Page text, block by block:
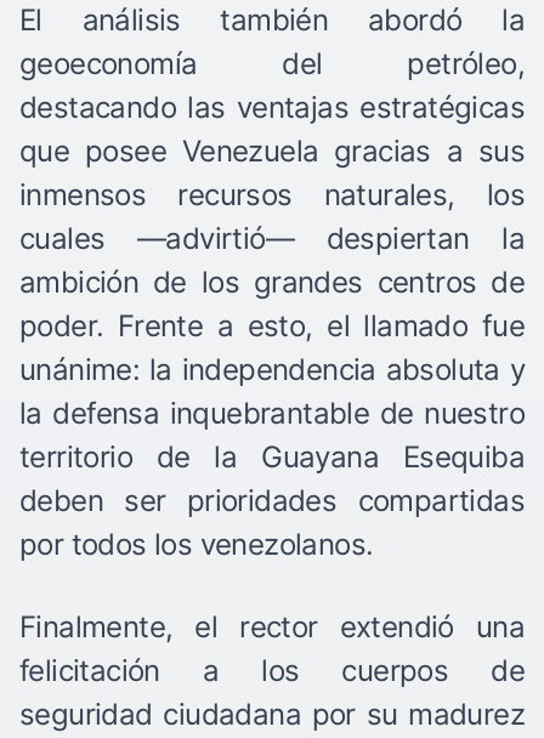
El análisis también abordó la
geoeconomía del petróleo,
destacando las ventajas estratégicas
que posee Venezuela gracias a sus
inmensos recursos naturales, los
cuales —advirtió— despiertan la
ambición de los grandes centros de
poder. Frente a esto, el llamado fue
unánime: la independencia absoluta y
la defensa inquebrantable de nuestro
territorio de la Guayana Esequiba
deben ser prioridades compartidas
por todos los venezolanos.
Finalmente, el rector extendió una
felicitación a los cuerpos de
seguridad ciudadana por su madurez